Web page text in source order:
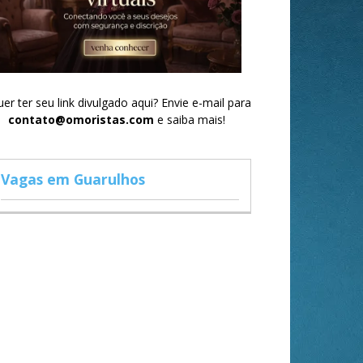
ter seu link divulgado aqui? Envie e-mail para
contato@omoristas.com e saiba mais!
Vagas em Guarulhos